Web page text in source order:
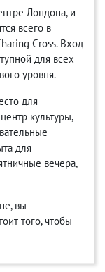
Лондона, и
всего в
Cross. Вход
для всех
уровня.
для
культуры,
для
вечера,
вы
того, чтобы